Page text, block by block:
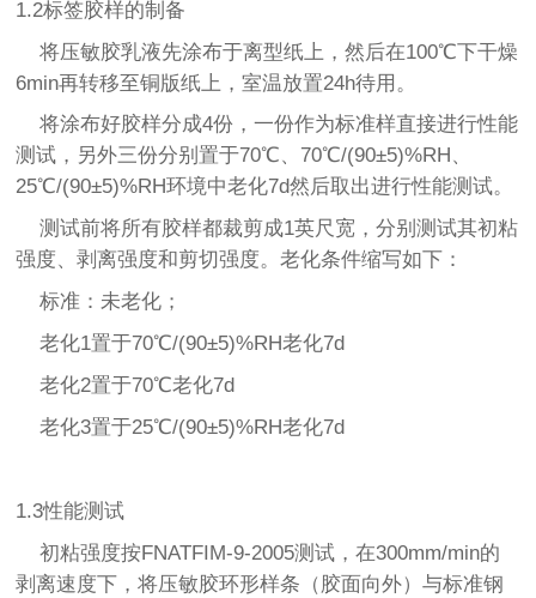
1.2标签胶样的制备
将压敏胶乳液先涂布于离型纸上，然后在100℃下干燥
6min再转移至铜版纸上，室温放置24h待用。
将涂布好胶样分成4份，一份作为标准样直接进行性能
测试，另外三份分别置于70℃、70℃/(90±5)%RH、
25℃/(90±5)%RH环境中老化7d然后取出进行性能测试。
测试前将所有胶样都裁剪成1英尺宽，分别测试其初粘
强度、剥离强度和剪切强度。老化条件缩写如下：
标准：未老化；
老化1置于70℃/(90±5)%RH老化7d
老化2置于70℃老化7d
老化3置于25℃/(90±5)%RH老化7d
1.3性能测试
初粘强度按FNATFIM-9-2005测试，在300mm/min的
剥离速度下，将压敏胶环形样条（胶面向外）与标准钢